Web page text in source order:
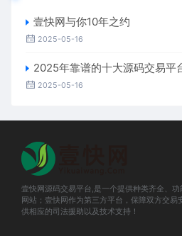
壹快网与你10年之约
2025-05-16
2025年靠谱的十大源码交易平
2025-05-16
壹快网源码交易平台,是一个提供种类齐全、
网站；壹快网作为第三方平台，保障双方交易
供相应的司法援助以及技术支持！